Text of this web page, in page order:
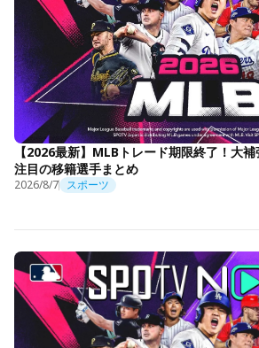
【2026最新】MLBトレード期限終了！大
注目の移籍選手まとめ
2026/8/7 スポーツ